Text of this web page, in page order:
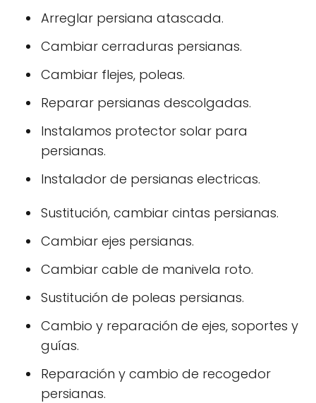
Arreglar persiana atascada.
Cambiar cerraduras persianas.
Cambiar flejes, poleas.
Reparar persianas descolgadas.
Instalamos protector solar para
persianas.
Instalador de persianas electricas.
Sustitución, cambiar cintas persianas.
Cambiar ejes persianas.
Cambiar cable de manivela roto.
Sustitución de poleas persianas.
Cambio y reparación de ejes, soportes y
guías.
Reparación y cambio de recogedor
persianas.